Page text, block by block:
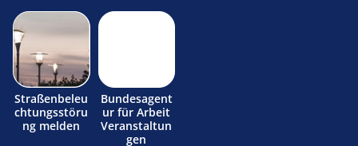
Straßenbeleu
chtungsstöru
ng melden
Bundesagent
ur für Arbeit
Veranstaltun
gen